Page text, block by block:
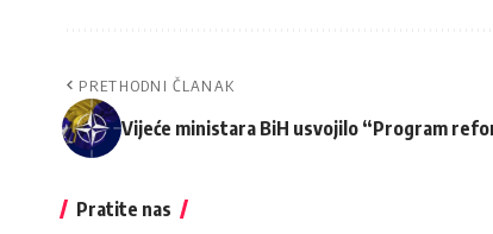
PRETHODNI ČLANAK
Vijeće ministara BiH usvojilo “Program
Pratite nas